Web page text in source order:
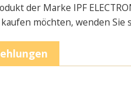
der Marke IPF
möchten, wenden